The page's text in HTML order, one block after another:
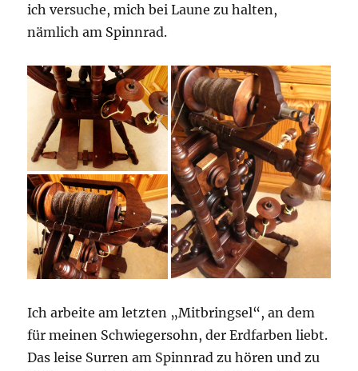
ich versuche, mich bei Laune zu halten,
nämlich am Spinnrad.
Ich arbeite am letzten „Mitbringsel“, an dem
für meinen Schwiegersohn, der Erdfarben liebt.
Das leise Surren am Spinnrad zu hören und zu